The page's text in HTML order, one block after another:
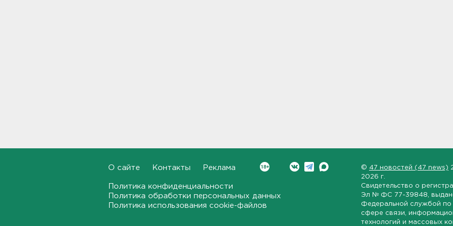
В Подмосковье с помощью ИИ
В Тосно открыли
О сайте Контакты Реклама
Политика конфиденциальности
Политика обработки персональных данных
Политика использования cookie-файлов
© 47 новостей (47 news)
2026 г.
Свидетельство о
Эл № ФС 77-39848 ,
Федеральной службой по
сфере связи,
технологий и массовых